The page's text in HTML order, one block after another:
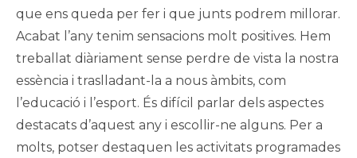
que ens queda per fer i que junts podrem millorar.
Acabat l’any tenim sensacions molt positives. Hem
treballat diàriament sense perdre de vista la nostra
essència i traslladant-la a nous àmbits, com
l’educació i l’esport. És difícil parlar dels aspectes
destacats d’aquest any i escollir-ne alguns. Per a
molts, potser destaquen les activitats programades